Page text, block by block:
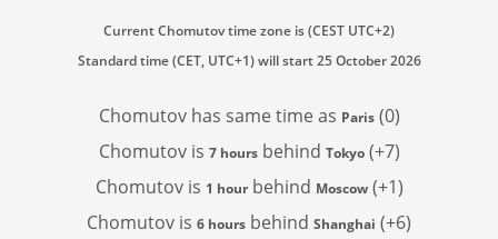
Current Chomutov time zone is (CEST UTC+2)
Standard time (CET, UTC+1) will start 25 October 2026
Chomutov has same time as Paris(0)
Chomutov is 7 hoursbehind Tokyo(+7)
Chomutov is 1 hourbehind Moscow(+1)
Chomutov is 6 hours behind Shanghai (+6)